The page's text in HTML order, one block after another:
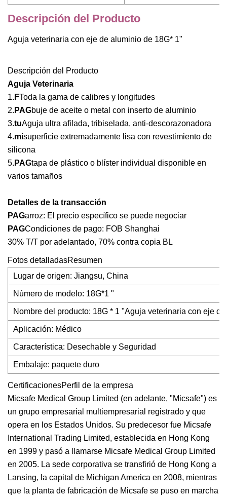
Descripción del Producto
Aguja veterinaria con eje de aluminio de 18G* 1"
Descripción del Producto
Aguja Veterinaria
1. FToda la gama de calibres y longitudes
2. PAGbuje de aceite o metal con inserto de aluminio
3.tuAguja ultra afilada, tribiselada, anti-descorazonadora
4.misuperficie extremadamente lisa con revestimiento de
silicona
5. PAGtapa de plástico o blíster individual disponible en
varios tamaños
Detalles de la transacción
PAGarroz: El precio específico se puede negociar
PAGCondiciones de pago: FOB Shanghai
30% T/T por adelantado, 70% contra copia BL
Fotos detalladasResumen
Lugar de origen: Jiangsu, China
Número de modelo: 18G*1 "
Nombre del producto: 18G * 1 "Aguja veterinaria con eje
Aplicación: Médico
Característica: Desechable y Seguridad
Embalaje: paquete duro
CertificacionesPerfil de la empresa
Micsafe Medical Group Limited (en adelante, "Micsafe") es
un grupo empresarial multiempresarial registrado y que
opera en los Estados Unidos. Su predecesor fue Micsafe
International Trading Limited, establecida en Hong Kong
en 1999 y pasó a llamarse Micsafe Medical Group Limited
en 2005. La sede corporativa se transfirió de Hong Kong a
Lansing, la capital de Michigan America en 2008, mientras
que la planta de fabricación de Micsafe se puso en marcha